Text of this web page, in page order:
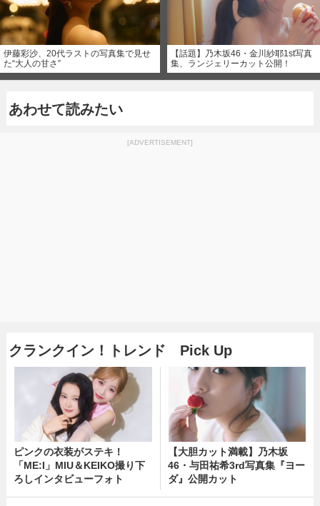
伊藤彩沙、20代ラストの写真集で見せ
た“大人の甘さ”
【話題】乃木坂46・金川紗耶1st写真
集、ランジェリーカット公開！
あわせて読みたい
[ADVERTISEMENT]
クランクイン！トレンド Pick Up
ピンクの衣装がステキ！
「ME:I」MIU＆KEIKO撮り下
ろしインタビューフォト
【大胆カット満載】乃木坂
46・与田祐希3rd写真集『ヨー
ダ』公開カット